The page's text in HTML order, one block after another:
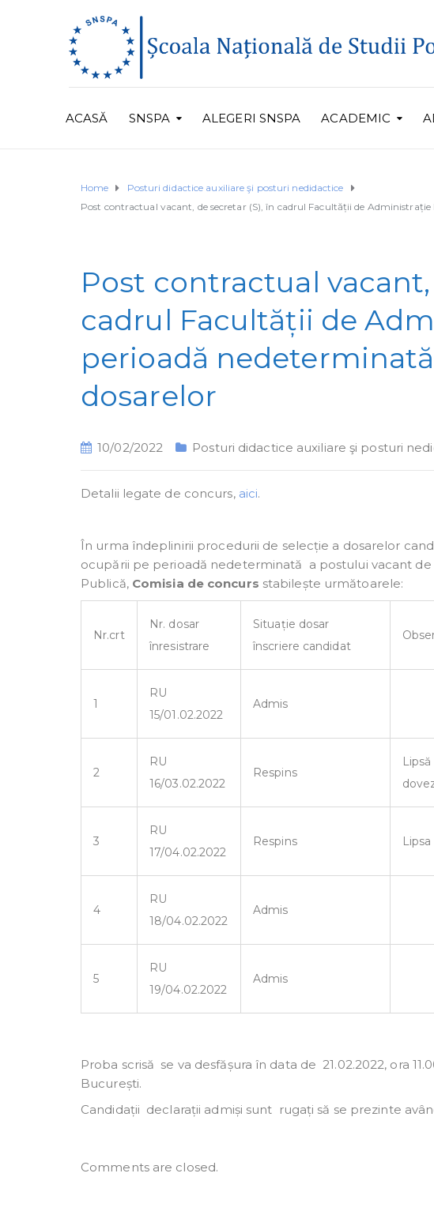
ACASĂ SNSPA ALEGERI SNSPA ACADEMIC
Home
Posturi didactice auxiliare şi posturi nedidactice
Post contractual vacant, de secretar (S), în cadrul Facultății de
Post contractual vacant,
cadrul Facultății de
perioadă
dosarelor
10/02/2022 Posturi didactice auxiliare şi posturi
Detalii legate de concurs, aici.
În urma îndeplinirii procedurii de selecție a dosarelor
ocupării pe perioadă nedeterminată a postului vacant
Publică, Comisia de concurs stabilește următoarele:
Nr.crt
Nr. dosar
înresistrare
Situație dosar
înscriere candidat
1
RU
15/01.02.2022
Admis
2
RU
16/03.02.2022
Respins
3
RU
17/04.02.2022
Respins
4
RU
18/04.02.2022
Admis
5
RU
19/04.02.2022
Admis
Proba scrisă se va desfășura în data de 21.02.2022, ora
București.
Candidații declarații admiși sunt rugați să se prezinte
Comments are closed.